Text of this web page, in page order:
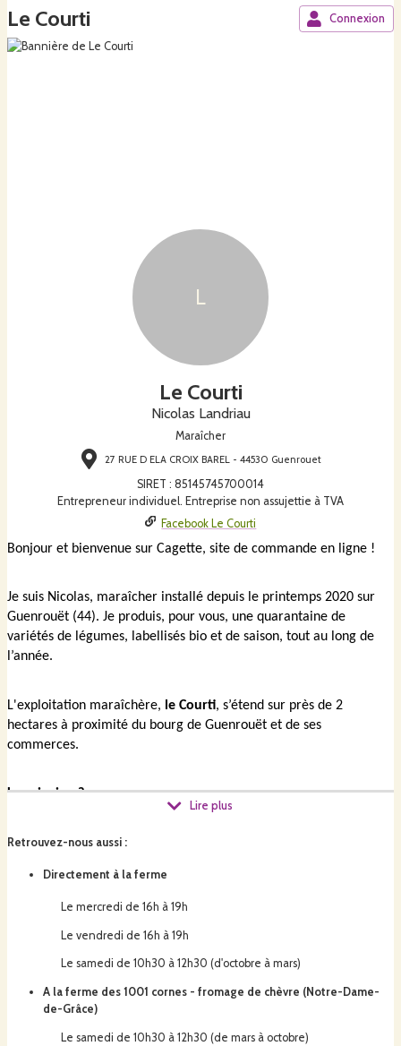
Le Courti Connexion
L
Le Courti
Nicolas Landriau
Maraîcher
27 RUE D ELA CROIX BAREL - 44530 Guenrouet
SIRET : 85145745700014
Entrepreneur individuel. Entreprise non assujettie à TVA
Facebook Le Courti
Bonjour et bienvenue sur Cagette, site de commande en ligne !
Je suis Nicolas, maraîcher installé depuis le printemps 2020 sur
Guenrouët (44). Je produis, pour vous, une quarantaine de
variétés de légumes, labellisés bio et de saison, tout au long de
l’année.
L'exploitation maraîchère, le Courti, s’étend sur près de 2
hectares à proximité du bourg de Guenrouët et de ses
commerces.
Le principe ?
Un minimum de travail du sol et un maximum de biodiversité.
Par une utilisation moindre d'outils mécanisés,
une culture en planches permanentes sur 6000 m² (dont
1000 m² sous tunnels),
Lire plus
Retrouvez-nous aussi :
Directement à la ferme
Le mercredi de 16h à 19h
Le vendredi de 16h à 19h
Le samedi de 10h30 à 12h30 (d'octobre à mars)
A la ferme des 1001 cornes - fromage de chèvre (Notre-Dame-
de-Grâce)
Le samedi de 10h30 à 12h30 (de mars à octobre)